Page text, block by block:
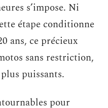
s’impose. Ni
étape conditionne
ans, ce précieux
sans restriction,
puissants.
pour